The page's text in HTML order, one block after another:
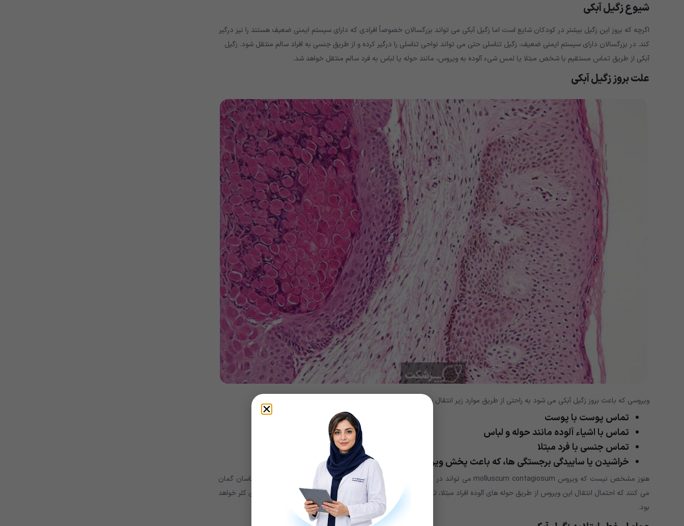
شیوع زگیل آبکی
اگرچه که بروز این زگیل بیشتر در کودکان شایع است اما زگیل آبکی می تواند بزرگسالان خصوصاً افرادی که دارای سیستم ایمنی ضعیف هستند را نیز درگیر
کند. در بزرگسالان دارای سیستم ایمنی ضعیف، زگیل تناسلی حتی می تواند نواحی تناسلی را درگیر کرده و از طریق جنسی به افراد سالم منتقل شود. زگیل
آبکی از طریق تماس مستقیم با شخص مبتلا یا لمس شیء آلوده به ویروس، مانند حوله یا لباس به فرد سالم منتقل خواهد شد.
علت بروز زگیل آبکی
ویروسی که باعث بروز زگیل آبکی می شود به راحتی از طریق موارد زیر انتقال پیدا خواهد کرد:
تماس پوست با پوست
تماس با اشیاء آلوده مانند حوله و لباس
تماس جنسی با فرد مبتلا
خراشیدن یا ساییدگی برجستگی ها، که باعث پخش ویروس در قسمت های مختلف پوست خواهد شد.
هنوز مشخص نیست که ویروس molluscum contagiosum می تواند در آب حاوی کلر زنده مانده و در استخرها پخش شود یا خیر. کارشناسان گمان
می کنند که احتمال انتقال این ویروس از طریق حوله های آلوده افراد مبتلا، تماس پوستی یا وسایل مشترک بسیار بیشتر از آب استخرهای حاوی کلر خواهد
بود.